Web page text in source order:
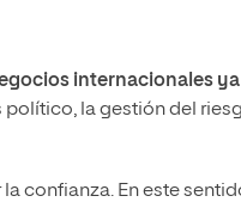
internacionales
político, la gestión del
confianza. En este